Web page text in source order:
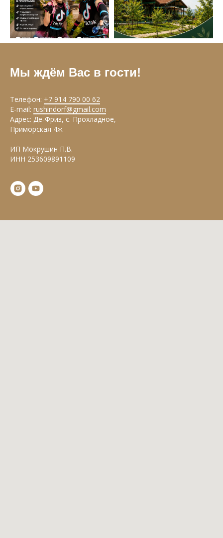
Мы ждём Вас в гости!
Телефон: +7 914 790 00 62
E-mail: rushindorf@gmail.com
Адрес: Де-Фриз, с. Прохладное,
Приморская 4ж
ИП Мокрушин П.В.
ИНН 253609891109